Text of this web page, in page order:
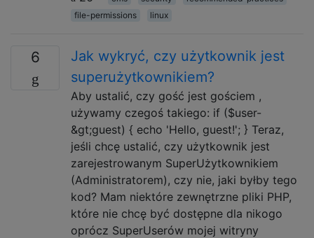
file-permissions
linux
6
Jak wykryć, czy użytkownik jest
superużytkownikiem?
Aby ustalić, czy gość jest gościem ,
używamy czegoś takiego: if ($user-
&gt;guest) { echo 'Hello, guest!'; } Teraz,
jeśli chcę ustalić, czy użytkownik jest
zarejestrowanym SuperUżytkownikiem
(Administratorem), czy nie, jaki byłby tego
kod? Mam niektóre zewnętrzne pliki PHP,
które nie chcę być dostępne dla nikogo
oprócz SuperUserów mojej witryny